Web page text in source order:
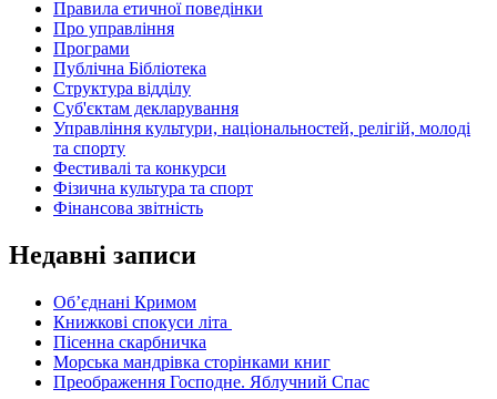
Правила етичної поведінки
Про управління
Програми
Публічна Бібліотека
Структура відділу
Суб'єктам декларування
Управління культури, національностей, релігій, молоді
та спорту
Фестивалі та конкурси
Фізична культура та спорт
Фінансова звітність
Недавні записи
Об’єднані Кримом
Книжкові спокуси літа
Пісенна скарбничка
Морська мандрівка сторінками книг
Преображення Господне. Яблучний Спас